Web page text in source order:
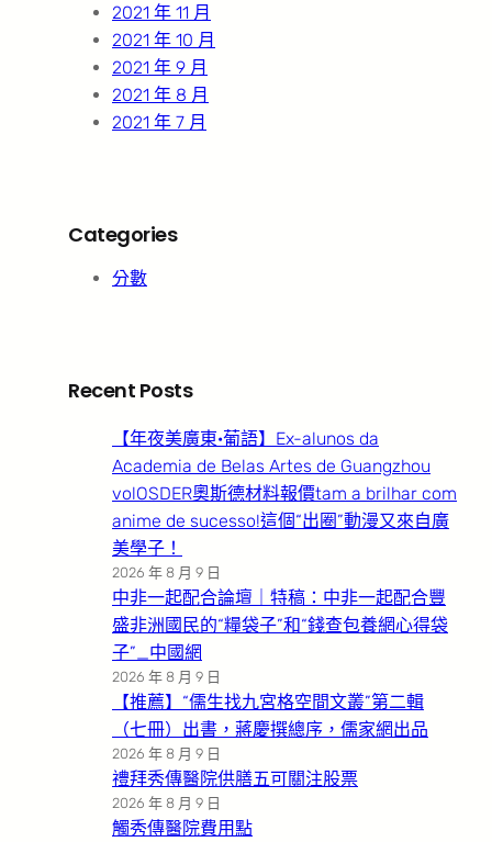
2021 年 11 月
2021 年 10 月
2021 年 9 月
2021 年 8 月
2021 年 7 月
Categories
分數
Recent Posts
【年夜美廣東·葡語】Ex-alunos da
Academia de Belas Artes de Guangzhou
volOSDER奧斯德材料報價tam a brilhar com
anime de sucesso!這個“出圈”動漫又來自廣
美學子！
2026 年 8 月 9 日
中非一起配合論壇｜特稿：中非一起配合豐
盛非洲國民的“糧袋子”和“錢查包養網心得袋
子”_中國網
2026 年 8 月 9 日
【推薦】“儒生找九宮格空間文叢”第二輯
（七冊）出書，蔣慶撰總序，儒家網出品
2026 年 8 月 9 日
禮拜秀傳醫院供膳五可關注股票
2026 年 8 月 9 日
觸秀傳醫院費用點